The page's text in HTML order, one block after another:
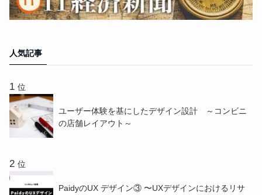
人気記事
位
ユーザー体験を基にしたデザイン設計 ～コンビニ
の店舗レイアウト～
位
PaidyのUX デザイン③ 〜UXデザインにおけるリサ